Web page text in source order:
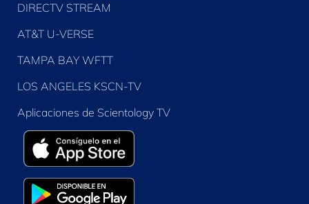
DIRECTV STREAM
AT&T U-VERSE
TAMPA BAY WFTT
LOS ANGELES KSCN-TV
Aplicaciones de Scientology TV